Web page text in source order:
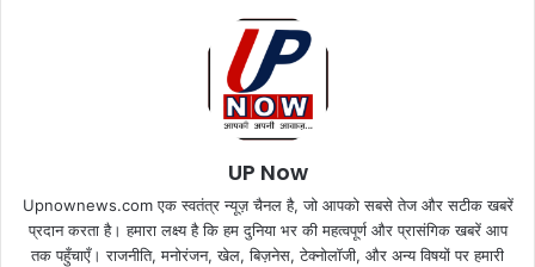
UP Now
Upnownews.com एक स्वतंत्र न्यूज़ चैनल है, जो आपको सबसे तेज और सटीक खबरें
प्रदान करता है। हमारा लक्ष्य है कि हम दुनिया भर की महत्वपूर्ण और प्रासंगिक खबरें आप
तक पहुँचाएँ। राजनीति, मनोरंजन, खेल, बिज़नेस, टेक्नोलॉजी, और अन्य विषयों पर हमारी